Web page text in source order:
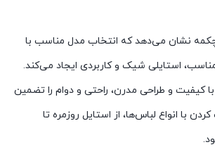
کفش و چکمه نشان می‌دهد که انتخاب مدل مناسب با
استایلی شیک و کاربردی ایجاد می‌کند.
کیفیت و طراحی مدرن، راحتی و دوام را تضمین
با انواع لباس‌ها، از استایل روزمره تا